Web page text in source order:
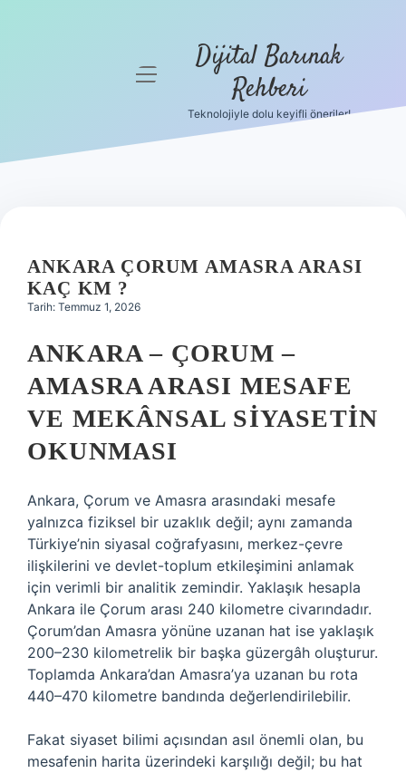
Hakkımızda
menüyü
Dijital Barınak
Rehberi
Teknolojiyle dolu keyifli öneriler!
ANKARA ÇORUM AMASRA ARASI
KAÇ KM ?
Tarih: Temmuz 1, 2026
ANKARA – ÇORUM –
AMASRA ARASI MESAFE
VE MEKÂNSAL SIYASETIN
OKUNMASI
Ankara, Çorum ve Amasra arasındaki mesafe
yalnızca fiziksel bir uzaklık değil; aynı zamanda
Türkiye’nin siyasal coğrafyasını, merkez-çevre
ilişkilerini ve devlet-toplum etkileşimini anlamak
için verimli bir analitik zemindir. Yaklaşık hesapla
Ankara ile Çorum arası 240 kilometre civarındadır.
Çorum’dan Amasra yönüne uzanan hat ise yaklaşık
200–230 kilometrelik bir başka güzergâh oluşturur.
Toplamda Ankara’dan Amasra’ya uzanan bu rota
440–470 kilometre bandında değerlendirilebilir.
Fakat siyaset bilimi açısından asıl önemli olan, bu
mesafenin harita üzerindeki karşılığı değil; bu hat